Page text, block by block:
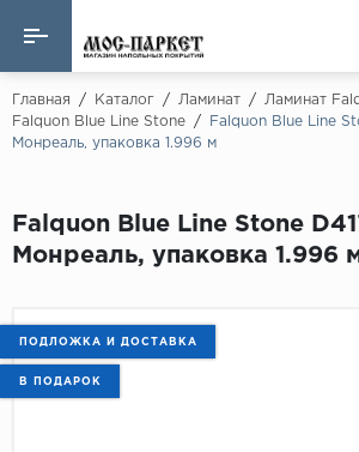
Назад
Ламинат
Паркетная доска
Инженерный паркет елка
Главная / Каталог / Ламинат / Ламинат
Falquon Blue Line Stone
/
Falquon Blue Line
Moнреаль, упаковка 1.996 м
Falquon Blue Line Stone
Moнреаль, упаковка 1.996
ПОДЛОЖКА И ДОСТАВКА
В ПОДАРОК